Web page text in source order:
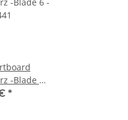
-Blade 6 -
*